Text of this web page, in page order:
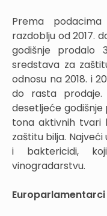
Prema
razdoblju od 2017.
godišnje prodalo
sredstava za
odnosu na 2018. i
do rasta prodaje.
desetljeće godišnje
tona aktivnih tvari
zaštitu bilja.
i baktericidi,
vinogradarstvu.